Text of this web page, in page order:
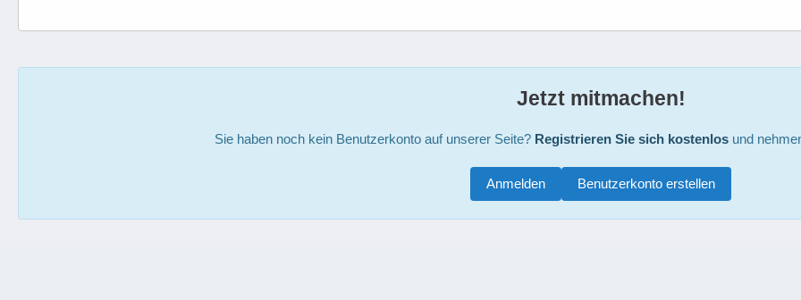
Jetzt mitmachen!
Sie haben noch kein Benutzerkonto auf unserer Seite? Registrieren Sie sich kostenlosund
Benutzerkonto erstellen
Anmelden